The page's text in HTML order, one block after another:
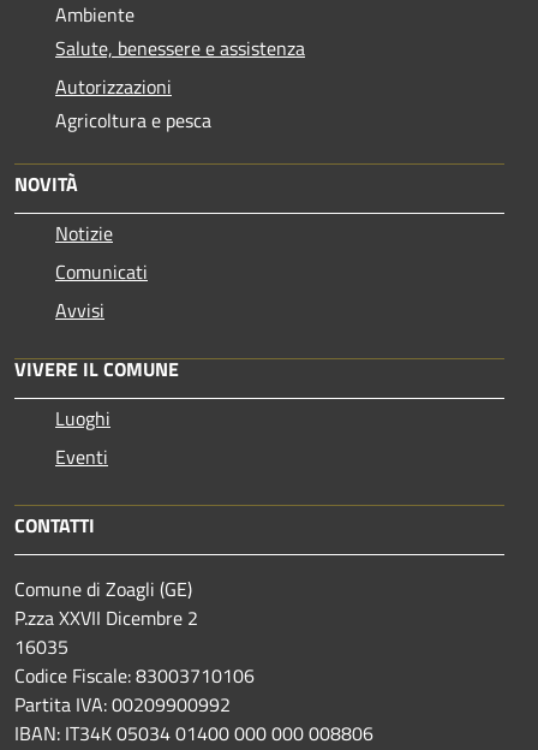
Ambiente
Salute, benessere e assistenza
Autorizzazioni
Agricoltura e pesca
NOVITÀ
Notizie
Comunicati
Avvisi
VIVERE IL COMUNE
Luoghi
Eventi
CONTATTI
Comune di Zoagli (GE)
P.zza XXVII Dicembre 2
16035
Codice Fiscale: 83003710106
Partita IVA: 00209900992
IBAN: IT34K 05034 01400 000 000 008806